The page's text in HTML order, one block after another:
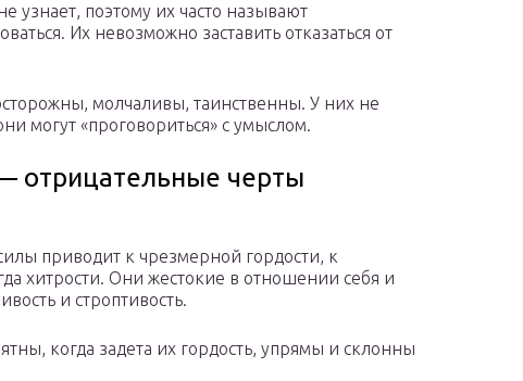
узнает, поэтому их часто называют
Их невозможно заставить отказаться от
молчаливы, таинственны. У них не
могут «проговориться» с умыслом.
отрицательные черты
приводит к чрезмерной гордости, к
хитрости. Они жестокие в отношении себя и
и строптивость.
когда задета их гордость, упрямы и склонны